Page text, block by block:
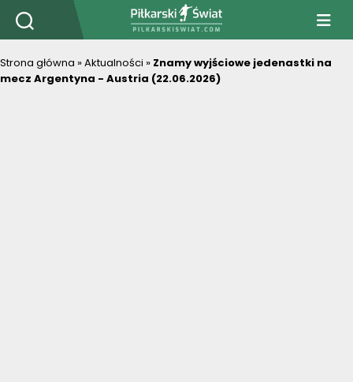
PiłkarskiSwiat.com
Strona główna »Aktualności » Znamy wyjściowe jedenastki na
mecz Argentyna - Austria (22.06.2026)